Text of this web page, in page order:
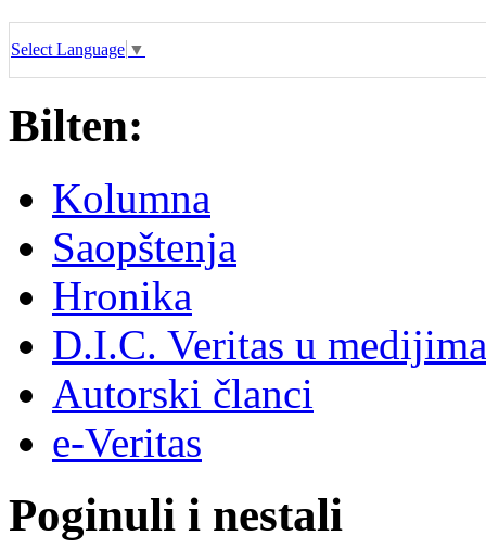
Select Language ▼
Bilten:
Kolumna
Saopštenja
Hronika
D.I.C. Veritas u medijima
Autorski članci
e-Veritas
Poginuli i nestali